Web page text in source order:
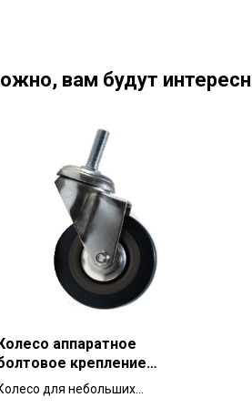
вам будут
Колесо аппаратное
крепление
75 мм М10 для
тележек и мебели
для небольших